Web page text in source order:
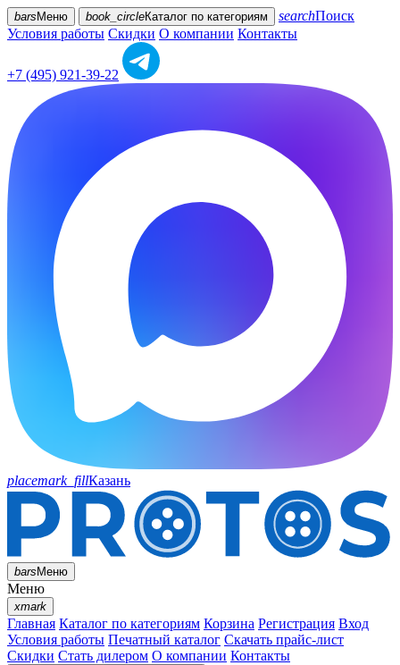
bars Меню book_circleКаталог по категориям searchПоиск
Условия работы Скидки О компании Контакты
+7 (495) 921-39-22
placemark_fillКазань
barsМеню
Меню
xmark
Главная Каталог по категориям Корзина Регистрация Вход
Условия работы Печатный каталог Скачать прайс-лист
Скидки Стать дилером О компании Контакты